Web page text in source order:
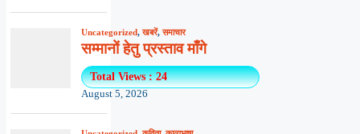
Uncategorized,खबरें,समाचार
सम्मानों हेतु प्रस्ताव माँगे
Total Views : 24
August 5, 2026